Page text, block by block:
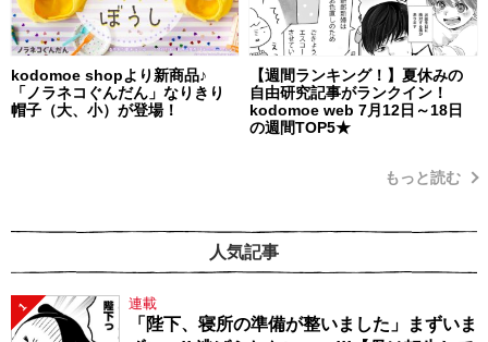
kodomoe shopより新商品♪
「ノラネコぐんだん」なりきり
帽子（大、小）が登場！
【週間ランキング！】夏休みの
自由研究記事がランクイン！
kodomoe web 7月12日～18日
の週間TOP5★
もっと読む
人気記事
1 連載
「陛下、寝所の準備が整いました」まずいま